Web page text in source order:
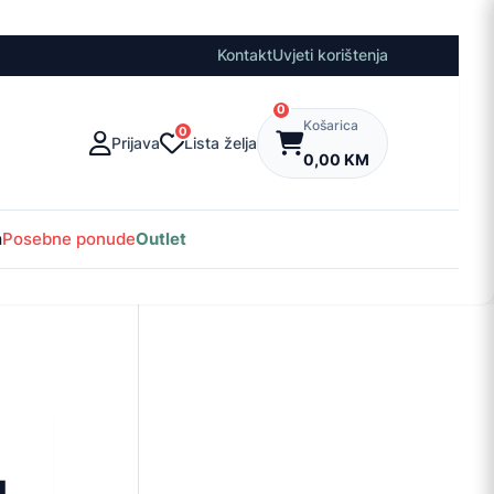
KontaktUvjeti korištenja
Prijava
0
Lista želja
0
Košarica
0,00 KM
Posebne ponudeOutlet